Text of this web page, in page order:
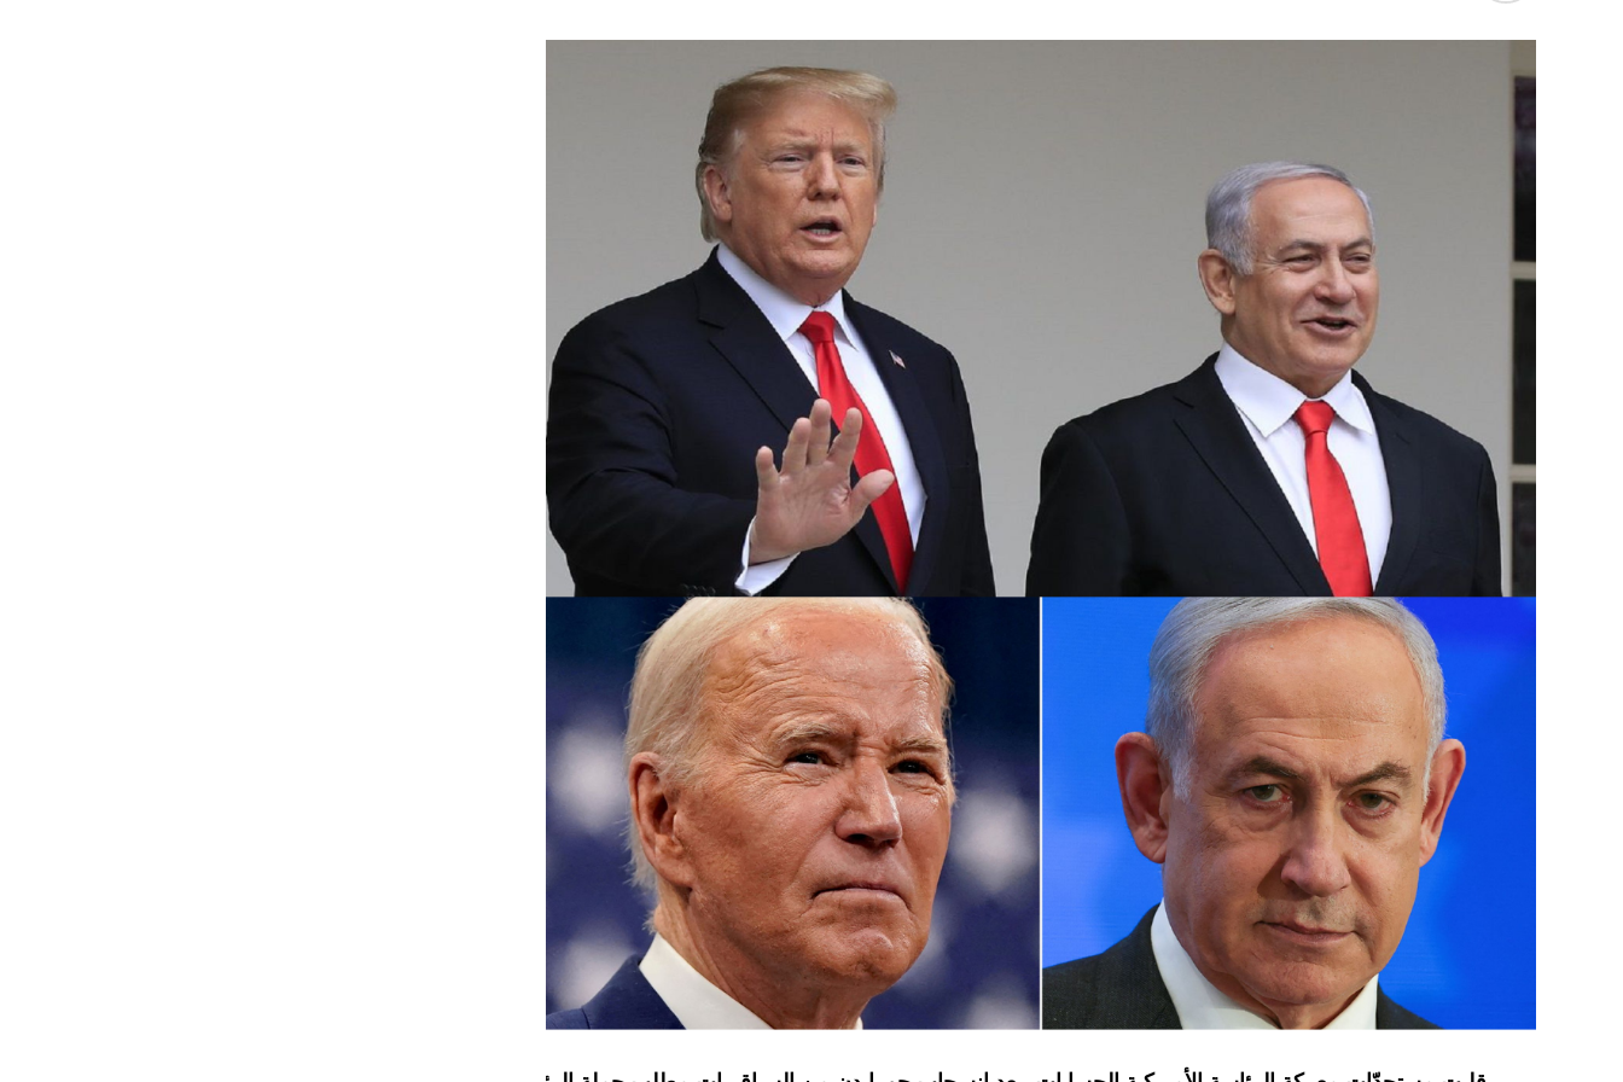
مسؤول عسكري بارز في الحزب بغارة إسرائيلية على بيروت أواخر تموز الماضي.
وأعلنت شركة لوفتهانزا الألمانية، الاثنين الماضي، أنها ستوقف جميع رحلاتها إلى إسرائيل وعمان
وبيروت وطهران وأربيل في العراق حتى يوم الاثنين المقبل بناء على “تحليل أمني حالي”.
وفي نيسان الماضي أغلقت إسرائيل مجالها الجوي لمدة سبع ساعات، بسبب الهجوم المكثف بالطائرات
المسيرة والصواريخ الذي شنته إيران على إسرائيل، ردا على غارة إسرائيلية على سفارة طهران في
دمشق قتل فيها 16 شخصًا منهم مسؤول إيراني كبير في فيلق القدس.
وتسود حالة من التوترات الأمنية في إسرائيل بعد أن أعلنت اغتيال القائد العسكري البارز بـ”الحزب”
فؤاد شكر في غارة جوية على مبنى في ضاحية بيروت الجنوبية، قبل أن يعلن الحزب اغتياله مساء
وبعدها بساعات أعلنت “حماس” اغتيال إسرائيل رئيس مكتبها السياسي إسماعيل هنية بغارة إسرائيلية
استهدفت مقر إقامته في طهران التي وصلها للمشاركة في حفل تنصيب الرئيس الإيراني الجديد
مسعود بزشكيان.
ومنذ 8 تشرين الأول تتبادل فصائل لبنانية وفلسطينية في لبنان، أبرزها “الحزب”، مع الجيش الإسرائيلي
قصفا يوميا عبر “الخط الأزرق” الفاصل، أسفر عن مئات القتلى والجرحى معظمهم في الجانب اللبناني.
وترهن الفصائل وقف القصف بإنهاء إسرائيل حربا تشنها بدعم أميركي على قطاع غزة منذ 7 تشرين
الأول، ما خلّف أكثر من 130 ألف قتيل وجريح فلسطينيين، معظمهم أطفال ونساء، وما يزيد على 10
آلاف مفقود.